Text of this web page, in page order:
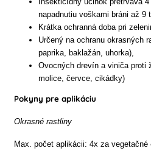
napadnutiu voškami bráni až 9
Krátka ochranná doba pri
Určený na ochranu okrasných
paprika, baklažán, uhorka),
Ovocných drevín a viniča proti
molice, červce, cikádky)
Pokyny pre aplikáciu
Okrasné rastliny
Max. počet aplikácii: 4x za vegetačné